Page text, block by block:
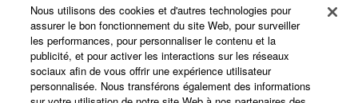
Yamaha Music ID - Enregistrement
A propos de Yamaha
Nous utilisons des cookies et d'autres technologies pour
assurer le bon fonctionnement du site Web, pour surveiller
les performances, pour personnaliser le contenu et la
publicité, et pour activer les interactions sur les réseaux
sociaux afin de vous offrir une expérience utilisateur
personnalisée. Nous transférons également des informations